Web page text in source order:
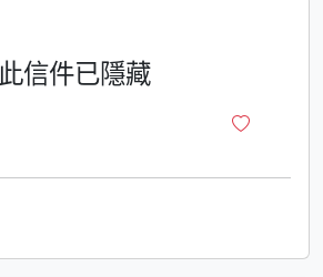
此信件已隱藏